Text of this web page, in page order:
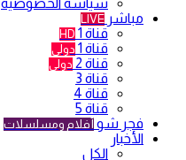
سياسة الخصوصية
مباشر LIVE
قناة 1 HD
قناة 1 دولي
قناة 2 دولي
قناة 3
قناة 4
قناة 5
فجر شو أفلام ومسلسلات
الأخبار
الكل